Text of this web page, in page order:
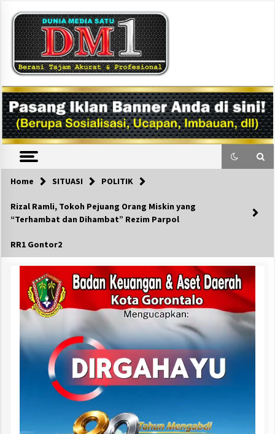
content
DM1
Home SITUASI POLITIK
Rizal Ramli, Tokoh Pejuang Orang Miskin yang
“Terhambat dan Dihambat” Rezim Parpol
RR1 Gontor2